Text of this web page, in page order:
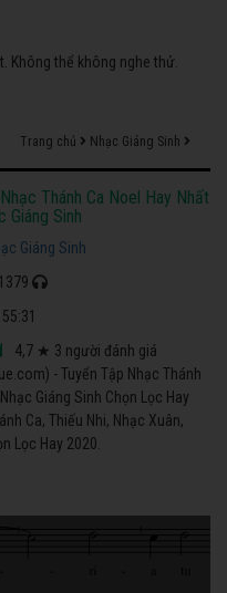
Không thể không nghe thử.
Trang chủ Nhạc Giáng Sinh
Thánh Ca Noel Hay Nhất
Giáng Sinh
Giáng Sinh
1379
55:31
4,7 ★ 3 người đánh giá
- Tuyển Tập Nhạc Thánh
Giáng Sinh Chọn Lọc Hay
Ca, Thiếu Nhi, Nhạc Xuân,
Lọc Hay 2020.